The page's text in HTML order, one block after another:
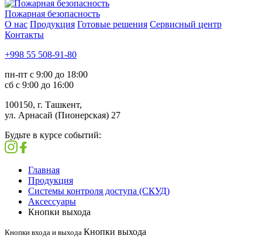
Пожарная безопасность
О нас Продукция Готовые решения Сервисный центр
Контакты
+998 55 508-91-80
пн-пт с 9:00 до 18:00
сб с 9:00 до 16:00
100150, г. Ташкент,
ул. Арнасай (Пионерская) 27
Будьте в курсе событий:
Главная
Продукция
Системы контроля доступа (СКУД)
Аксессуары
Кнопки выхода
Кнопки входа и выхода Кнопки выхода